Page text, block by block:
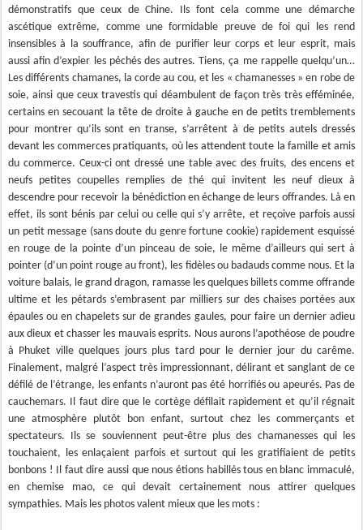
démonstratifs que ceux de Chine. Ils font cela comme une démarche
ascétique extrême, comme une formidable preuve de foi qui les rend
insensibles à la souffrance, afin de purifier leur corps et leur esprit, mais
aussi afin d’expier les péchés des autres. Tiens, ça me rappelle quelqu’un…
Les différents chamanes, la corde au cou, et les « chamanesses » en robe de
soie, ainsi que ceux travestis qui déambulent de façon très très efféminée,
certains en secouant la tête de droite à gauche en de petits tremblements
pour montrer qu’ils sont en transe, s’arrêtent à de petits autels dressés
devant les commerces pratiquants, où les attendent toute la famille et amis
du commerce. Ceux-ci ont dressé une table avec des fruits, des encens et
neufs petites coupelles remplies de thé qui invitent les neuf dieux à
descendre pour recevoir la bénédiction en échange de leurs offrandes. Là en
effet, ils sont bénis par celui ou celle qui s’y arrête, et reçoive parfois aussi
un petit message (sans doute du genre fortune cookie) rapidement esquissé
en rouge de la pointe d’un pinceau de soie, le même d’ailleurs qui sert à
pointer (d’un point rouge au front), les fidèles ou badauds comme nous. Et la
voiture balais, le grand dragon, ramasse les quelques billets comme offrande
ultime et les pétards s’embrasent par milliers sur des chaises portées aux
épaules ou en chapelets sur de grandes gaules, pour faire un dernier adieu
aux dieux et chasser les mauvais esprits. Nous aurons l’apothéose de poudre
à Phuket ville quelques jours plus tard pour le dernier jour du carême.
Finalement, malgré l’aspect très impressionnant, délirant et sanglant de ce
défilé de l’étrange, les enfants n’auront pas été horrifiés ou apeurés. Pas de
cauchemars. Il faut dire que le cortège défilait rapidement et qu’il régnait
une atmosphère plutôt bon enfant, surtout chez les commerçants et
spectateurs. Ils se souviennent peut-être plus des chamanesses qui les
touchaient, les enlaçaient parfois et surtout qui les gratifiaient de petits
bonbons ! Il faut dire aussi que nous étions habillés tous en blanc immaculé,
en chemise mao, ce qui devait certainement nous attirer quelques
sympathies. Mais les photos valent mieux que les mots :